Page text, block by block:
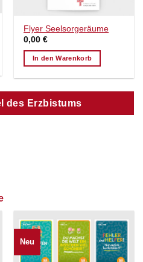
Flyer Seelsorgeräume
0,00€
In den Warenkorb
des Erzbistums
Neu